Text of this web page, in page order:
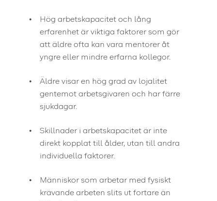
Hög arbetskapacitet och lång
erfarenhet är viktiga faktorer som gör
att äldre ofta kan vara mentorer åt
yngre eller mindre erfarna kollegor.
Äldre visar en hög grad av lojalitet
gentemot arbetsgivaren och har färre
sjukdagar.
Skillnader i arbetskapacitet är inte
direkt kopplat till ålder, utan till andra
individuella faktorer.
Människor som arbetar med fysiskt
krävande arbeten slits ut fortare än